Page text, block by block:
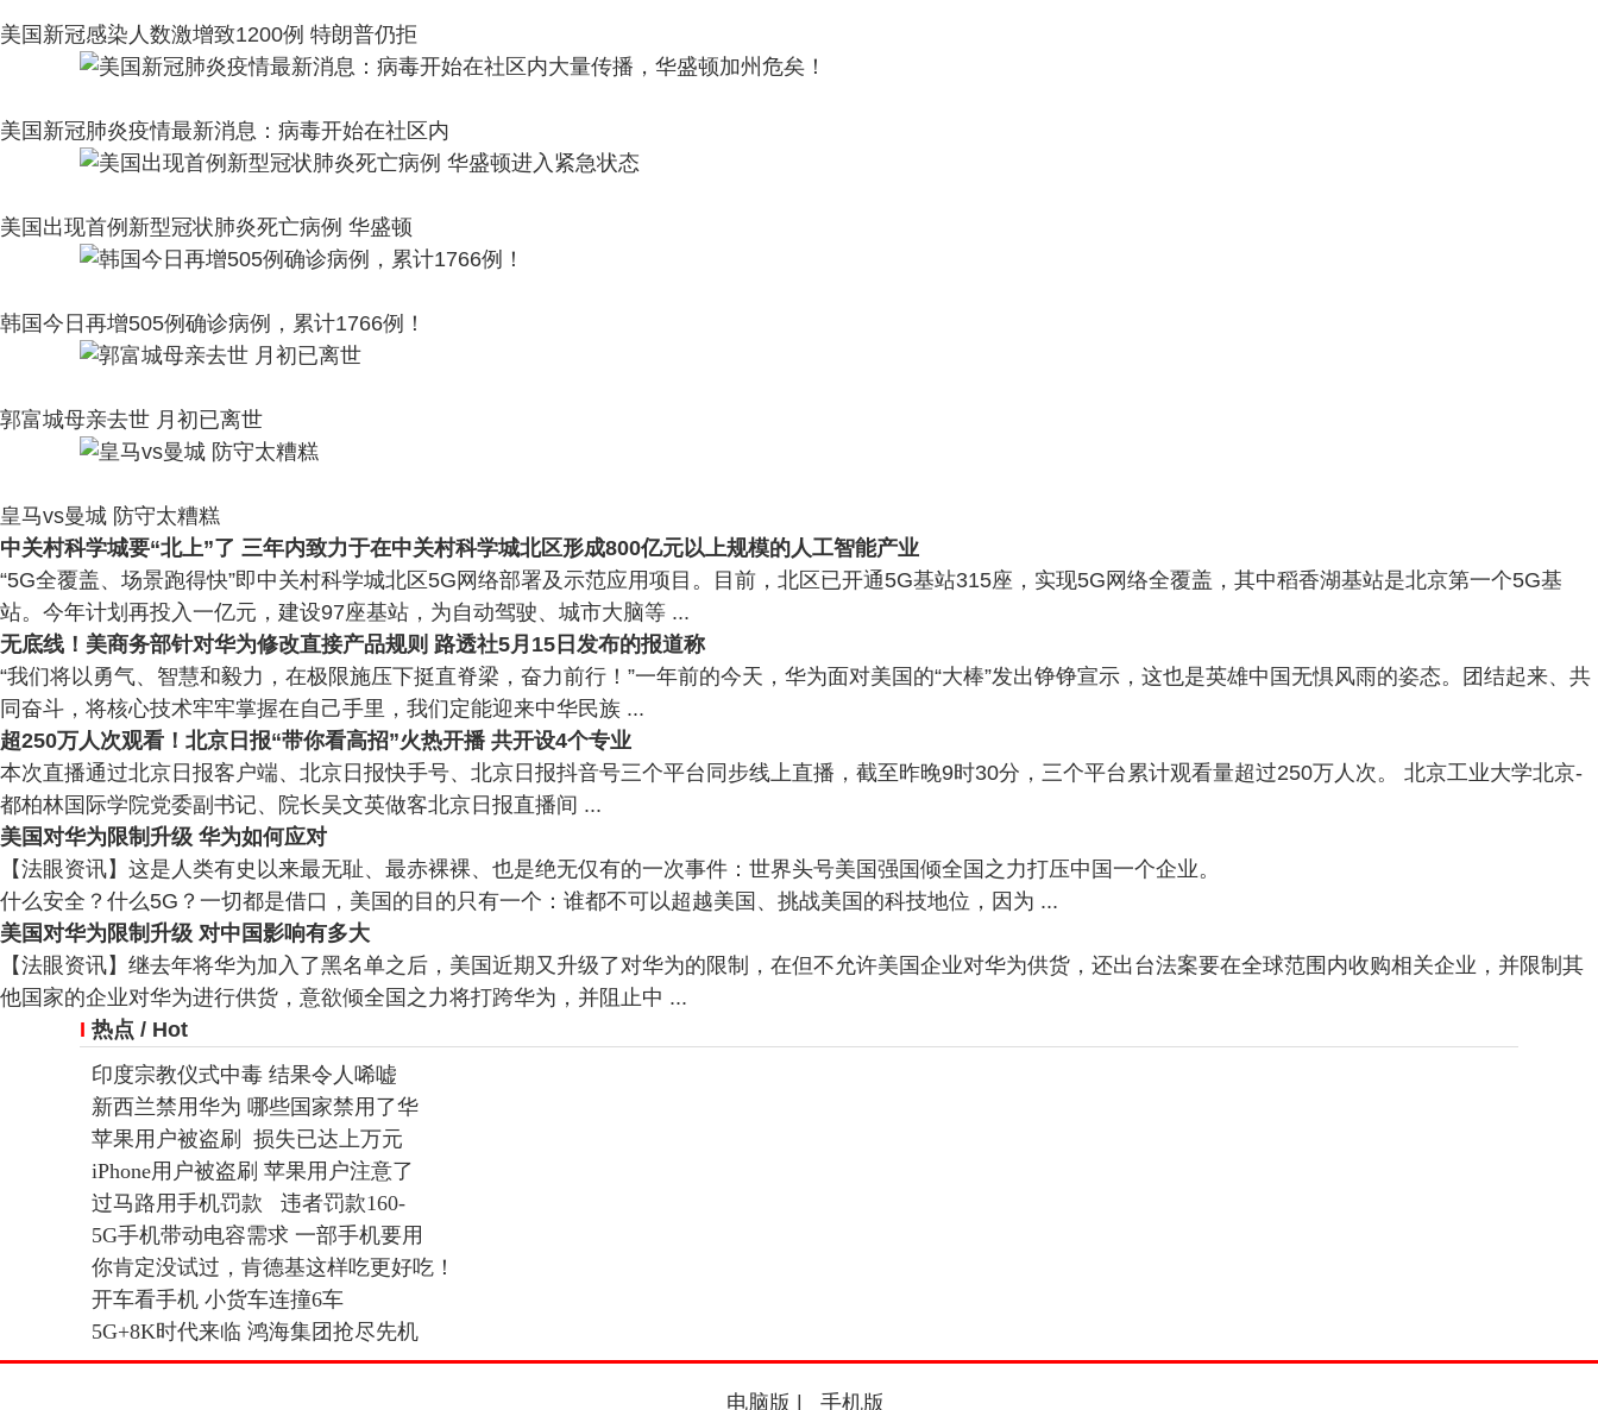
美国新冠感染人数激增致1200例 特朗普仍拒
美国新冠肺炎疫情最新消息：病毒开始在社区内
美国出现首例新型冠状肺炎死亡病例 华盛顿
韩国今日再增505例确诊病例，累计1766例！
郭富城母亲去世 月初已离世
皇马vs曼城 防守太糟糕
中关村科学城要“北上”了 三年内致力于在中关村科学城北区形成800亿元以上规模的人工智能产业
“5G全覆盖、场景跑得快”即中关村科学城北区5G网络部署及示范应用项目。目前，北区已开通5G基站315座，实现5G网络全覆盖，其中稻香湖基站是北京第一个5G基
站。今年计划再投入一亿元，建设97座基站，为自动驾驶、城市大脑等 ...
无底线！美商务部针对华为修改直接产品规则 路透社5月15日发布的报道称
“我们将以勇气、智慧和毅力，在极限施压下挺直脊梁，奋力前行！”一年前的今天，华为面对美国的“大棒”发出铮铮宣示，这也是英雄中国无惧风雨的姿态。团结起来、共
同奋斗，将核心技术牢牢掌握在自己手里，我们定能迎来中华民族 ...
超250万人次观看！北京日报“带你看高招”火热开播 共开设4个专业
本次直播通过北京日报客户端、北京日报快手号、北京日报抖音号三个平台同步线上直播，截至昨晚9时30分，三个平台累计观看量超过250万人次。 北京工业大学北京-
都柏林国际学院党委副书记、院长吴文英做客北京日报直播间 ...
美国对华为限制升级 华为如何应对
【法眼资讯】这是人类有史以来最无耻、最赤裸裸、也是绝无仅有的一次事件：世界头号美国强国倾全国之力打压中国一个企业。
什么安全？什么5G？一切都是借口，美国的目的只有一个：谁都不可以超越美国、挑战美国的科技地位，因为 ...
美国对华为限制升级 对中国影响有多大
【法眼资讯】继去年将华为加入了黑名单之后，美国近期又升级了对华为的限制，在但不允许美国企业对华为供货，还出台法案要在全球范围内收购相关企业，并限制其
他国家的企业对华为进行供货，意欲倾全国之力将打跨华为，并阻止中 ...
I热点/ Hot
印度宗教仪式中毒 结果令人唏嘘
新西兰禁用华为 哪些国家禁用了华
苹果用户被盗刷 损失已达上万元
iPhone用户被盗刷 苹果用户注意了
过马路用手机罚款 违者罚款160-
5G手机带动电容需求 一部手机要用
你肯定没试过，肯德基这样吃更好吃！
开车看手机 小货车连撞6车
5G+8K时代来临 鸿海集团抢尽先机
电脑版 手机版